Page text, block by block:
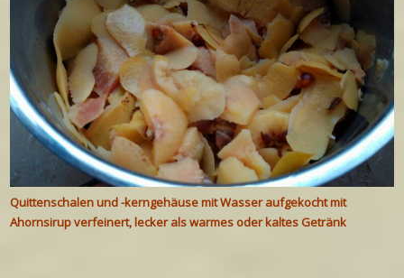
Quittenschalen und -kerngehäuse mit Wasser aufgekocht mit
Ahornsirup verfeinert, lecker als warmes oder kaltes Getränk